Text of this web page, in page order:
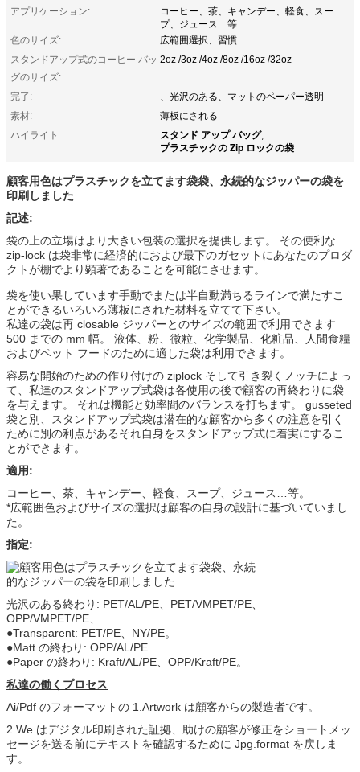
アプリケーション:
コーヒー、茶、キャンデー、軽食、スー
プ、ジュース…等
色のサイズ:
広範囲選択、習慣
スタンドアップ式のコーヒー バッ
グのサイズ:
2oz /3oz /4oz /8oz /16oz /32oz
完了:
、光沢のある、マットのペーパー透明
素材:
薄板にされる
ハイライト:
スタンド アップ バッグ,
プラスチックの Zip ロックの袋
顧客用色はプラスチックを立てます袋袋、永続的なジッパーの袋を
印刷しました
記述:
袋の上の立場はより大きい包装の選択を提供します。 その便利な
zip-lock は袋非常に経済的におよび最下のガセットにあなたのプロダ
クトが棚でより顕著であることを可能にさせます。
袋を使い果しています手動でまたは半自動満ちるラインで満たすこ
とができるいろいろ薄板にされた材料を立てて下さい。
私達の袋は再 closable ジッパーとのサイズの範囲で利用できます
500 までの mm 幅。 液体、粉、微粒、化学製品、化粧品、人間食糧
およびペット フードのために適した袋は利用できます。
容易な開始のための作り付けの ziplock そして引き裂くノッチによっ
て、私達のスタンドアップ式袋は各使用の後で顧客の再終わりに袋
を与えます。 それは機能と効率間のバランスを打ちます。 gusseted
袋と別、スタンドアップ式袋は潜在的な顧客から多くの注意を引く
ために別の利点があるそれ自身をスタンドアップ式に着実にするこ
とができます。
適用:
コーヒー、茶、キャンデー、軽食、スープ、ジュース…等。
*広範囲色およびサイズの選択は顧客の自身の設計に基づいていまし
た。
指定:
光沢のある終わり: PET/AL/PE、PET/VMPET/PE、
OPP/VMPET/PE、
●Transparent: PET/PE、NY/PE。
●Matt の終わり: OPP/AL/PE
●Paper の終わり: Kraft/AL/PE、OPP/Kraft/PE。
私達の働くプロセス
Ai/Pdf のフォーマットの 1.Artwork は顧客からの製造者です。
2.We はデジタル印刷された証拠、助けの顧客が修正をショートメッ
セージを送る前にテキストを確認するために Jpg.format を戻しま
す。